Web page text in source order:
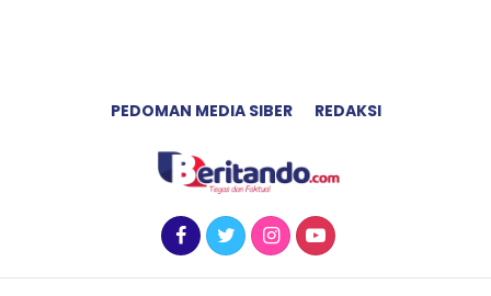
PEDOMAN MEDIA SIBER REDAKSI